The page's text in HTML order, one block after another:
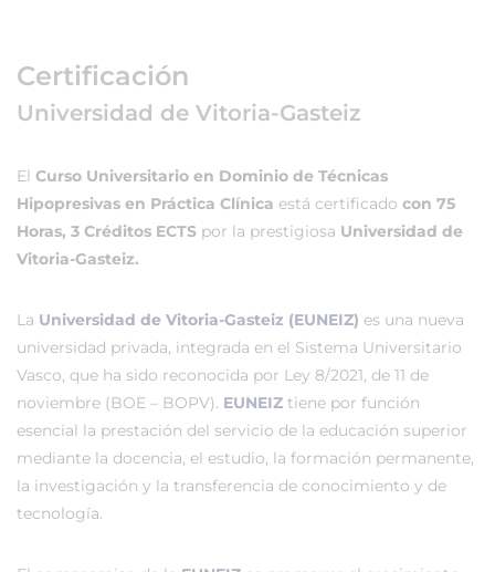
Certificación
Universidad de Vitoria-Gasteiz
El Curso Universitario en Dominio de Técnicas
Hipopresivas en Práctica Clínica está certificado con 75
Horas, 3 Créditos ECTS por la prestigiosa Universidad de
Vitoria-Gasteiz.
La Universidad de Vitoria-Gasteiz (EUNEIZ) es una nueva
universidad privada, integrada en el Sistema Universitario
Vasco, que ha sido reconocida por Ley 8/2021, de 11 de
noviembre (BOE – BOPV). EUNEIZ tiene por función
esencial la prestación del servicio de la educación superior
mediante la docencia, el estudio, la formación permanente,
la investigación y la transferencia de conocimiento y de
tecnología.